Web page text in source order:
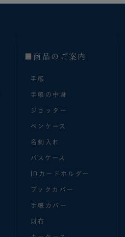
■商品のご案内
手帳
手帳の中身
ジョッター
ペンケース
名刺入れ
パスケース
IDカードホルダー
ブックカバー
手帳カバー
財布